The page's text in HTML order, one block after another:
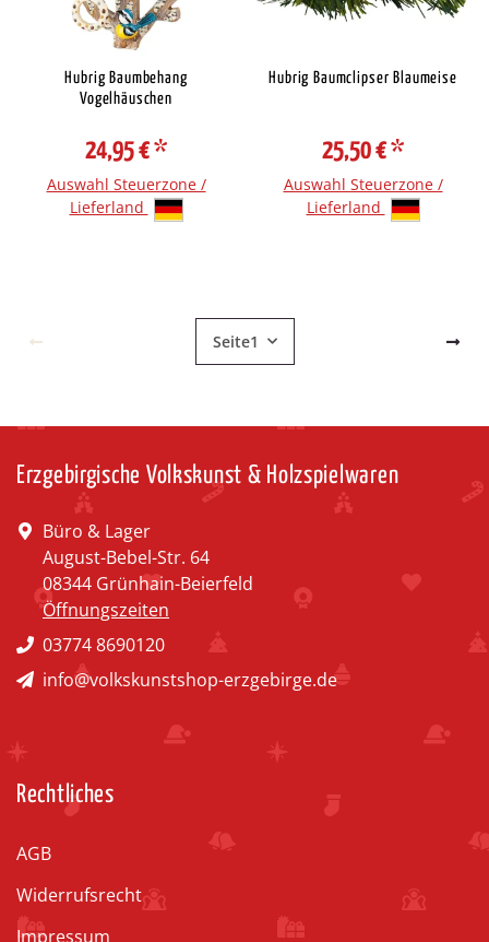
Hubrig Baumbehang
Vogelhäuschen
24,95 €*
Auswahl Steuerzone /
Lieferland
Hubrig Baumclipser Blaumeise
25,50 €*
Auswahl Steuerzone /
Lieferland
Seite1
Erzgebirgische Volkskunst & Holzspielwaren
Büro & Lager
August-Bebel-Str. 64
08344 Grünhain-Beierfeld
Öffnungszeiten
03774 8690120
info@volkskunstshop-erzgebirge.de
Rechtliches
AGB
Widerrufsrecht
Impressum